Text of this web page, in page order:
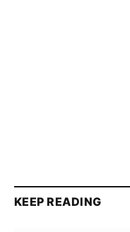
KEEP READING